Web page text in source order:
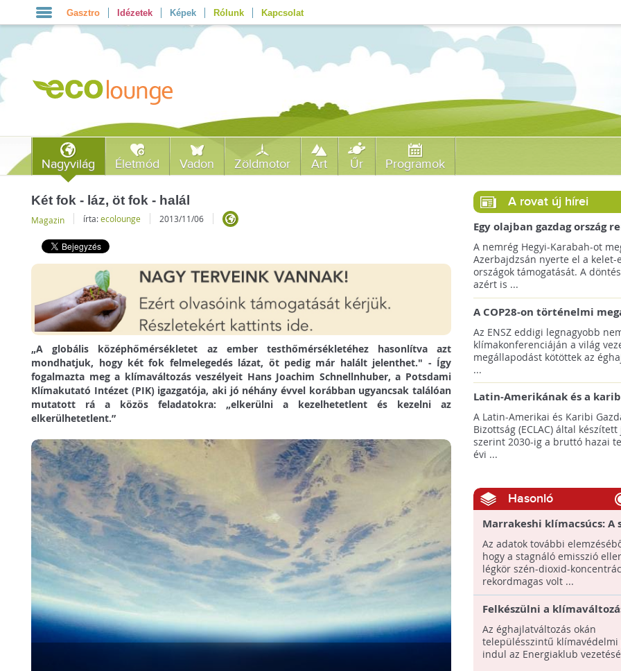
Gasztro Idézetek Képek Rólunk Kapcsolat
Nagyvilág Életmód Vadon Zöldmotor Art Űr Programok
Két fok - láz, öt fok - halál
Magazin írta:ecolounge 2013/11/06
„A globális középhőmérsékletet az ember testhőmérsékletéhez hasonlítva azt
mondhatjuk, hogy két fok felmelegedés lázat, öt pedig már halált jelenthet." - Így
fogalmazta meg a klímaváltozás veszélyeit Hans Joachim Schnellnhuber, a Potsdami
Klímakutató Intézet (PIK) igazgatója, aki jó néhány évvel korábban ugyancsak találóan
mutatott rá a közös feladatokra: „elkerülni a kezelhetetlent és kezelni az
elkerülhetetlent.”
A rovat új hírei
Egy olajban gazdag ország
jövőre a COP29 klímacsúcsot
A nemrég Hegyi-Karabah-ot
Azerbajdzsán nyerte el a kelet-
országok támogatását. A
azért is ...
A COP28-on történelmi
született! - Összefoglaló az
klímacsúcsáról
Az ENSZ eddigi legnagyobb
klímakonferenciáján a világ
megállapodást kötöttek az
...
Latin-Amerikának és a
térségnek növelniük kell
az éghajlatvédelmi célok
A Latin-Amerikai és Karibi
Bizottság (ECLAC) által
szerint 2030-ig a bruttó hazai
évi ...
Hasonló
Marrakeshi klímacsúcs: A
dioxid-kibocsátás már
azonban a légköri
rekordmértékű, a Föld
melegszik
Az adatok további
hogy a stagnáló emisszió
légkör szén-dioxid-
rekordmagas volt ...
Felkészülni a
Az éghajlatváltozás okán
településszintű
indul az Energiaklub